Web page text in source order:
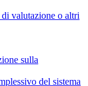
valutazione o altri
sulla
del sistema